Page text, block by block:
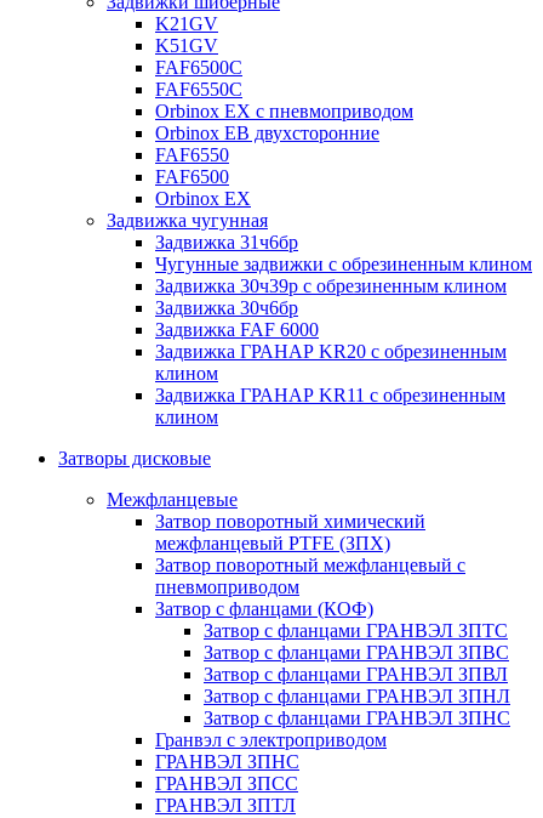
K21GV
K51GV
FAF6500C
FAF6550С
Orbinox EX с пневмоприводом
Orbinox EB двухсторонние
FAF6550
FAF6500
Orbinox EX
Задвижка чугунная
Задвижка 31ч6бр
Чугунные задвижки с обрезиненным клином
Задвижка 30ч39р с обрезиненным клином
Задвижка 30ч6бр
Задвижка FAF 6000
Задвижка ГРАНАР KR20 с обрезиненным
клином
Задвижка ГРАНАР KR11 с обрезиненным
клином
Затворы дисковые
Межфланцевые
Затвор поворотный химический
межфланцевый PTFE (ЗПХ)
Затвор поворотный межфланцевый с
пневмоприводом
Затвор с фланцами (КОФ)
Затвор с фланцами ГРАНВЭЛ ЗПТС
Затвор с фланцами ГРАНВЭЛ ЗПВС
Затвор с фланцами ГРАНВЭЛ ЗПВЛ
Затвор с фланцами ГРАНВЭЛ ЗПНЛ
Затвор с фланцами ГРАНВЭЛ ЗПНС
Гранвэл с электроприводом
ГРАНВЭЛ ЗПНС
ГРАНВЭЛ ЗПСС
ГРАНВЭЛ ЗПТЛ